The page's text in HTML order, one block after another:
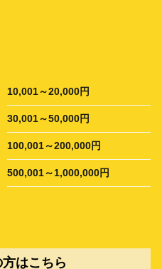
10,001～20,000円
30,001～50,000円
100,001～200,000円
500,001～1,000,000円
はこちら